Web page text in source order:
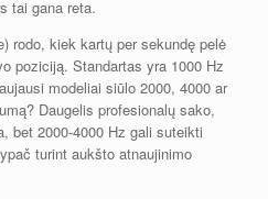
tai gana reta.
rodo, kiek kartų per sekundę pelė
poziciją. Standartas yra 1000 Hz
modeliai siūlo 2000, 4000 ar
Daugelis profesionalų sako,
bet 2000-4000 Hz gali suteikti
turint aukšto atnaujinimo